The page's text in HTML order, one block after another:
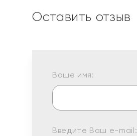
Оставить отзыв
Ваше имя:
Введите Ваш e-mail: